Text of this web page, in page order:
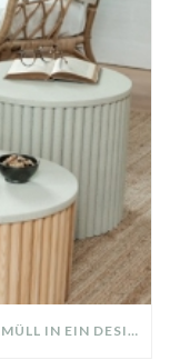
DIY UPCYLING IDEE: WIE MAN SPERRMÜLL IN EIN DESIGNER TEIL VERWANDELT